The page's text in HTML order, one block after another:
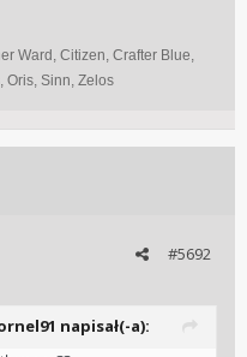
Ward, Citizen, Crafter Blue,
Oris, Sinn, Zelos
#5692
napisał(-a):